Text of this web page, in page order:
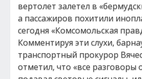
вертолет залетел в
а пассажиров похитили
сегодня «Комсомольская
Комментируя эти слухи,
транспортный прокурор
отметил, что «все разговоры